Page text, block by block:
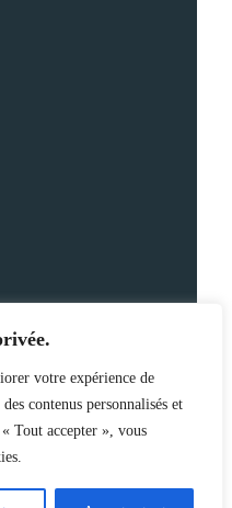
votre expérience de
contenus personnalisés et
Tout accepter », vous
droits réservés